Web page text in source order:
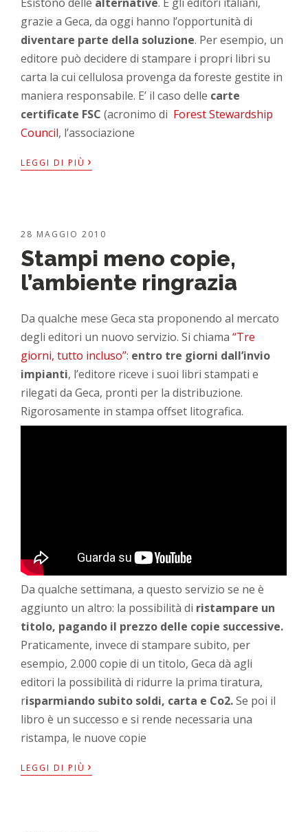
grazie a Geca, da oggi hanno l’opportunità di
diventare parte della soluzione. Per esempio, un
editore può decidere di stampare i propri libri su
carta la cui cellulosa provenga da foreste gestite in
maniera responsabile. E’ il caso delle carte
certificate FSC (acronimo di Forest Stewardship
Council, l’associazione
LEGGI DI PIÙ ›
28 MAGGIO 2010
Stampi meno copie,
l’ambiente ringrazia
Da qualche mese Geca sta proponendo al mercato
degli editori un nuovo servizio. Si chiama “Tre
giorni, tutto incluso”: entro tre giorni dall’invio
impianti, l’editore riceve i suoi libri stampati e
rilegati da Geca, pronti per la distribuzione.
Rigorosamente in stampa offset litografica.
Da qualche settimana, a questo servizio se ne è
aggiunto un altro: la possibilità di ristampare un
titolo, pagando il prezzo delle copie successive.
Praticamente, invece di stampare subito, per
esempio, 2.000 copie di un titolo, Geca dà agli
editori la possibilità di ridurre la prima tiratura,
risparmiando subito soldi, carta e Co2.Se poi il
libro è un successo e si rende necessaria una
ristampa, le nuove copie
LEGGI DI PIÙ ›